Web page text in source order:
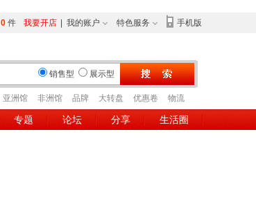
手机版
特色服务
我的账户
我要开店
0 件
销售型 展示型
亚洲馆 非洲馆 品牌 大转盘 优惠卷 物流
专题 论坛 分享 生活圈